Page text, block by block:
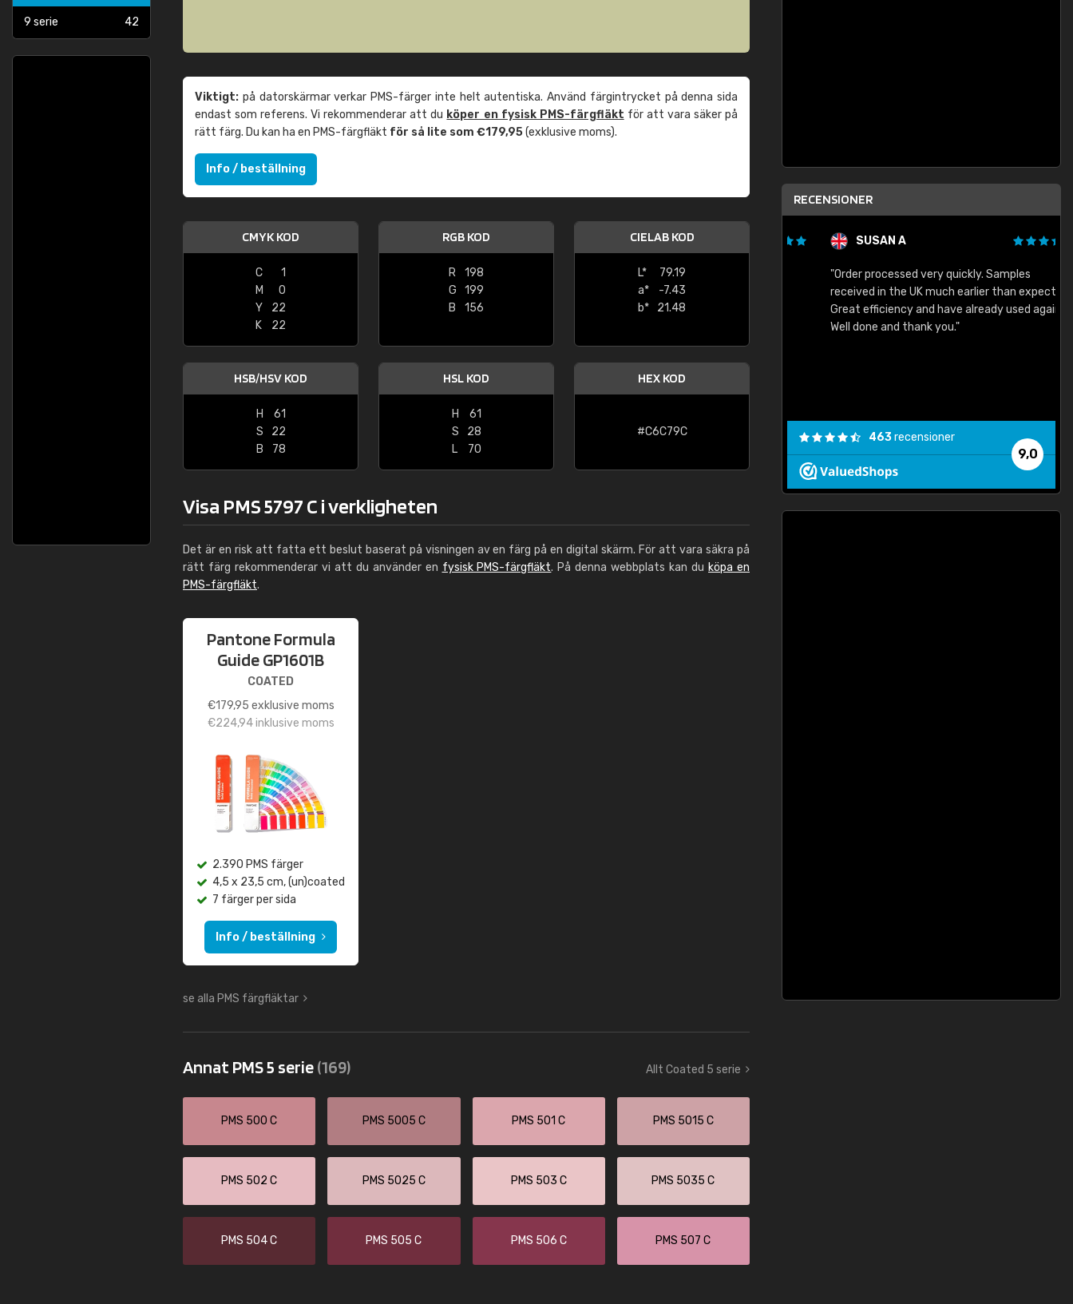
9 serie 42
Viktigt: på datorskärmar verkar PMS-färger inte helt autentiska. Använd färgintrycket på denna sida
endast som referens. Vi rekommenderar att du köper en fysisk PMS-färgfläkt för att vara säker på
rätt färg. Du kan ha en PMS-färgfläkt för så lite som €179,95(exklusive moms).
Info / beställning
CMYK KOD
C
1
M
0
Y
22
K
22
RGB KOD
R
198
G
199
B
156
CIELAB KOD
L*
79.19
a*
-7.43
b*
21.48
HSB/HSV KOD
H
61
S
22
B
78
HSL KOD
H
61
S
28
L
70
HEX KOD
#C6C79C
Visa PMS 5797 C i verkligheten
Det är en risk att fatta ett beslut baserat på visningen av en färg på en digital skärm. För att vara säkra på
rätt färg rekommenderar vi att du använder en fysisk PMS-färgfläkt. På denna webbplats kan du köpa en
PMS-färgfläkt.
Pantone Formula
Guide GP1601B
COATED
€179,95 exklusive moms
€224,94inklusive moms
2.390 PMS färger
4,5 x 23,5 cm, (un)coated
7 färger per sida
Info / beställning
se alla PMS färgfläktar
Annat PMS 5 serie(169) Allt Coated 5 serie
PMS 500 C PMS 5005 C PMS 501 C PMS 5015 C
PMS 502 C PMS 5025 C PMS 503 C PMS 5035 C
PMS 504 C PMS 505 C PMS 506 C PMS 507 C
RECENSIONER
Leinster Home and
"Great product and speedy delivery"
SUSAN A
"Order processed very quickly. Samples
received in the UK much earlier than expected.
Great efficiency and have already used again.
Well done and thank you."
9,0
463recensioner